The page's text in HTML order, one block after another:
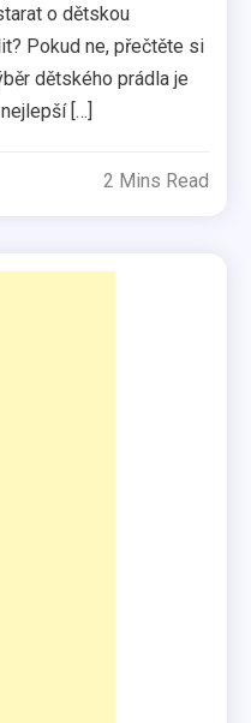
o dětskou
Pokud ne, přečtěte si
dětského prádla je
[…]
2 Mins Read